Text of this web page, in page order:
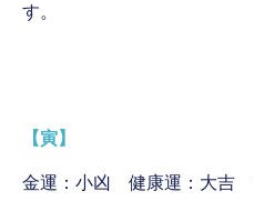
す。
【寅】
金運：小凶 健康運：大吉